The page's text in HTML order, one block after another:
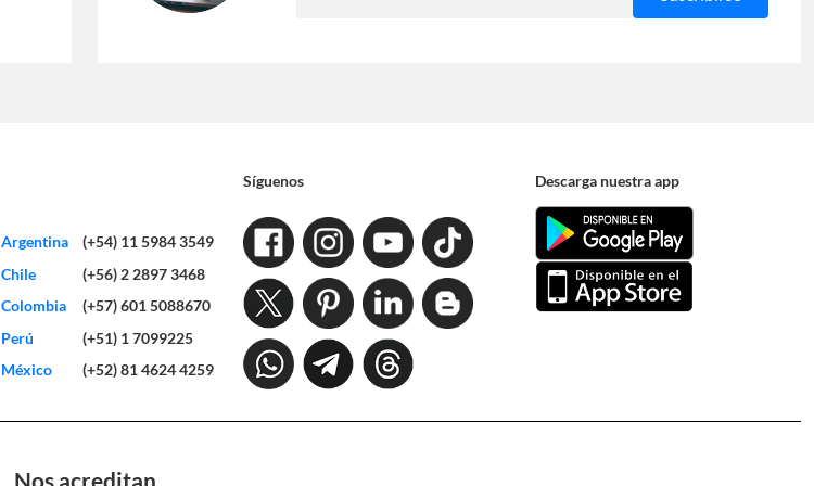
Argentina
(+54) 11 5984 3549
Chile
(+56) 2 2897 3468
Colombia
(+57) 601 5088670
Perú
(+51) 1 7099225
México
(+52) 81 4624 4259
Síguenos Descarga nuestra app
Nos acreditan